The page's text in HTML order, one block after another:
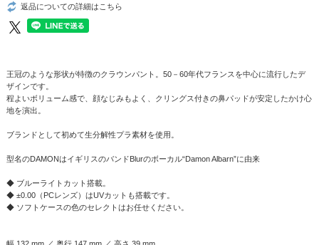
返品についての詳細はこちら
王冠のような形状が特徴のクラウンパント。50－60年代フランスを中心に流行したデ
ザインです。
程よいボリューム感で、顔なじみもよく、クリングス付きの鼻パッドが安定したかけ心
地を演出。
ブランドとして初めて生分解性プラ素材を使用。
型名のDAMONはイギリスのバンドBlurのボーカル“Damon Albarn”に由来
◆ ブルーライトカット搭載。
◆ ±0.00（PCレンズ）はUVカットも搭載です。
◆ ソフトケースの色のセレクトはお任せください。